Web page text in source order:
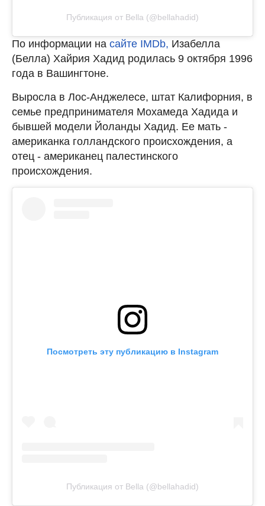
Публикация от Bella (@bellahadid)
По информации на сайте IMDb, Изабелла
(Белла) Хайрия Хадид родилась 9 октября 1996
года в Вашингтоне.
Выросла в Лос-Анджелесе, штат Калифорния, в
семье предпринимателя Мохамеда Хадида и
бывшей модели Йоланды Хадид. Ее мать -
американка голландского происхождения, а
отец - американец палестинского
происхождения.
Посмотреть эту публикацию в Instagram
Публикация от Bella (@bellahadid)